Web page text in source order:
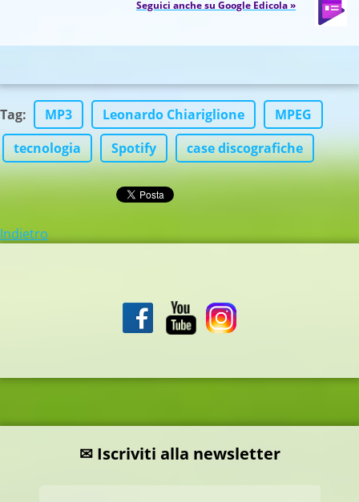
Seguici anche su Google Edicola »
Tag: MP3 Leonardo Chiariglione
MPEG
tecnologia
Spotify case discografiche
Indietro
✉ Iscriviti alla newsletter